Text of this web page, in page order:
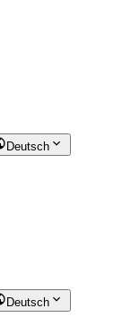
Deutsch
Deutsch